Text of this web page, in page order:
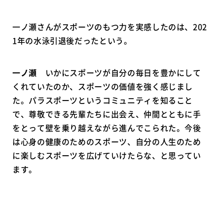
一ノ瀬さんがスポーツのもつ力を実感したのは、202
1年の水泳引退後だったという。
一ノ瀬 いかにスポーツが自分の毎日を豊かにして
くれていたのか、スポーツの価値を強く感じまし
た。パラスポーツというコミュニティを知ること
で、尊敬できる先輩たちに出会え、仲間とともに手
をとって壁を乗り越えながら進んでこられた。今後
は心身の健康のためのスポーツ、自分の人生のため
に楽しむスポーツを広げていけたらな、と思ってい
ます。